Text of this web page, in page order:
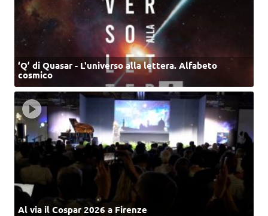
‘Q’ di Quasar - L'universo alla lettera. Alfabeto
cosmico
Al via il Cospar 2026 a Firenze